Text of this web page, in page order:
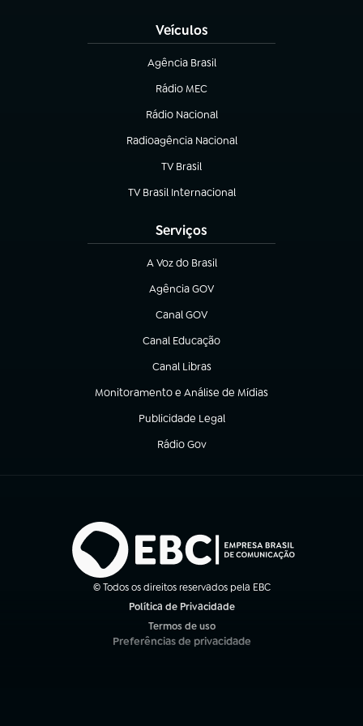
Veículos
Agência Brasil
(abre em nova aba)
Rádio MEC
(abre em nova aba)
Rádio Nacional
Radioagência Nacional
(abre em nova aba)
TV Brasil
(abre em nova aba)
TV Brasil Internacional
(abre em nova aba)
Serviços
A Voz do Brasil
(abre em nova aba)
Agência GOV
(abre em nova aba)
Canal GOV
(abre em nova aba)
Canal Educação
(abre em nova aba)
Canal Libras
(abre em nova aba)
Monitoramento e Análise de Mídias
(abre em nova aba)
Publicidade Legal
(abre em nova aba)
Rádio Gov
(abre em nova aba)
© Todos os direitos reservados pela EBC
Política de Privacidade
Termos de uso
(abre em nova aba)
Preferências de privacidade